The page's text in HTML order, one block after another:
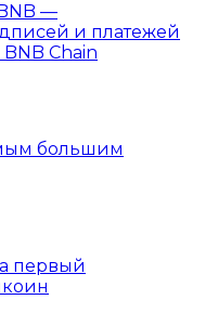
—
и платежей
Chain
большим
первый